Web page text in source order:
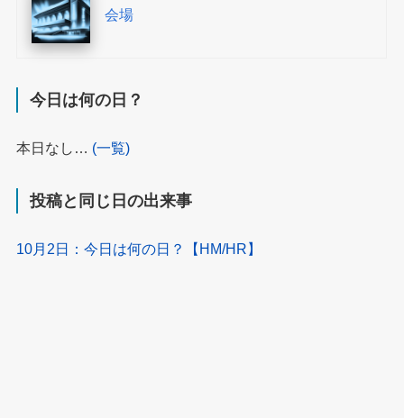
会場
今日は何の日？
本日なし… (一覧)
投稿と同じ日の出来事
10月2日：今日は何の日？【HM/HR】